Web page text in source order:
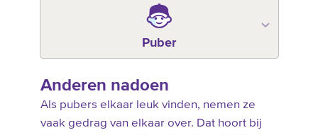
Puber
Anderen nadoen
Als pubers elkaar leuk vinden, nemen ze
vaak gedrag van elkaar over. Dat hoort bij